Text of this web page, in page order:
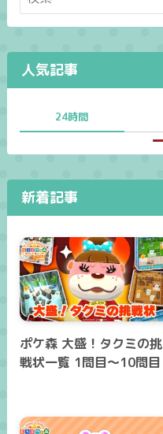
人気記事
24時間
新着記事
ポケ森 大盛！タクミの挑
戦状一覧 1問目～10問目